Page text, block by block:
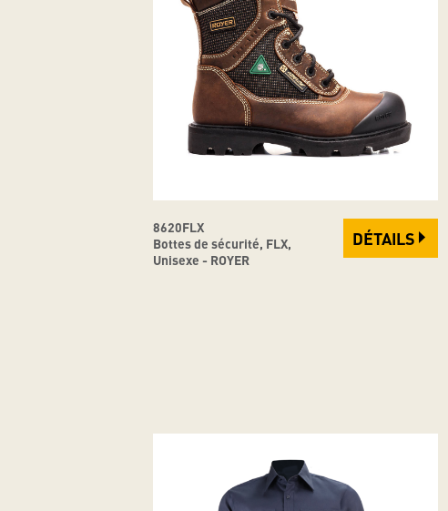
8620FLX
Bottes de sécurité, FLX,
Unisexe - ROYER
DÉTAILS